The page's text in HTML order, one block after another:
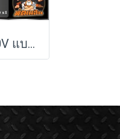
ชุดสว่านโรตารี่ 20V แบต POWERSTACK 1.7Ah Dewalt (DCH172E1T-B1)